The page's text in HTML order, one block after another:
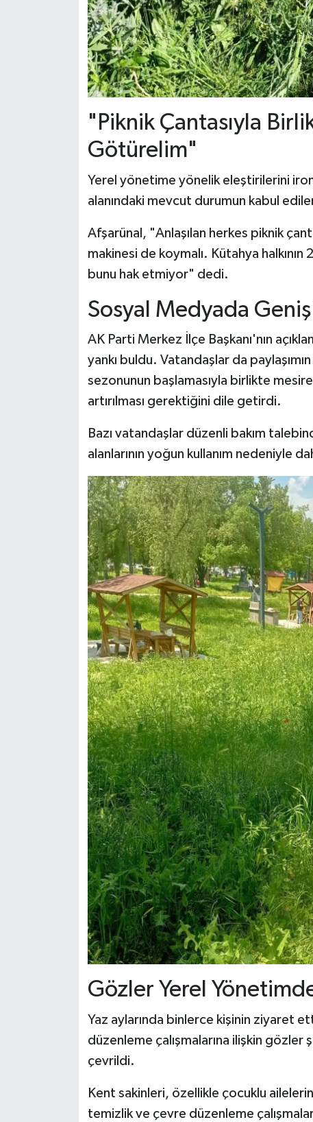
"Piknik Çantasıyla
Götürelim"
Yerel yönetime yönelik eleştirilerini
alanındaki mevcut durumun kabul
Afşarünal, "Anlaşılan herkes piknik
makinesi de koymalı. Kütahya
bunu hak etmiyor" dedi.
Sosyal Medyada Geniş
AK Parti Merkez İlçe Başkanı'nın
yankı buldu. Vatandaşlar da
sezonunun başlamasıyla birlikte mesire
artırılması gerektiğini dile getirdi.
Bazı vatandaşlar düzenli bakım
alanlarının yoğun kullanım nedeniyle
Gözler Yerel
Yaz aylarında binlerce kişinin ziyaret
düzenleme çalışmalarına ilişkin gözler
çevrildi.
Kent sakinleri, özellikle çocuklu
temizlik ve çevre düzenleme